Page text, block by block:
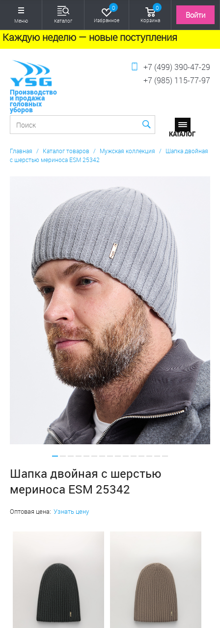
Меню Каталог
0
Избранное
0
Корзина
Войти
Каждую неделю — новые поступления
Производство
и продажа
головных
уборов
+7 (499) 390-47-29
+7 (985) 115-77-97
Главная / Каталог товаров / Мужская коллекция / Шапка двойная
с шерстью мериноса ESM 25342
Шапка двойная с шерстью
мериноса ESM 25342
Оптовая цена: Узнать цену